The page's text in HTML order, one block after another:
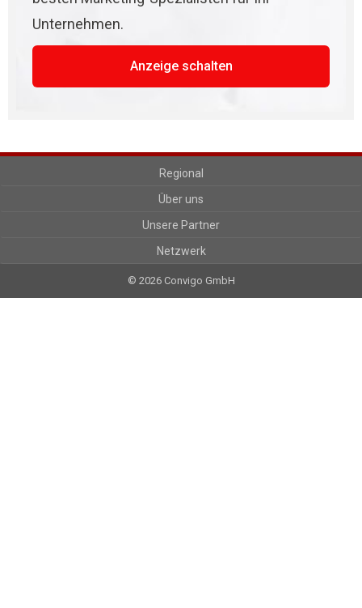
Unternehmen.
Anzeige schalten
Regional
Über uns
Unsere Partner
Netzwerk
© 2026 Convigo GmbH